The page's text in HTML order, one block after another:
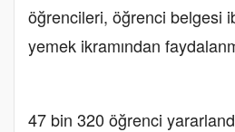
öğrencileri, öğrenci belgesi
yemek ikramından
47 bin 320 öğrenci